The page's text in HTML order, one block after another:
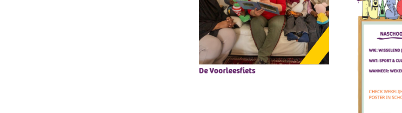
De Voorleesfiets